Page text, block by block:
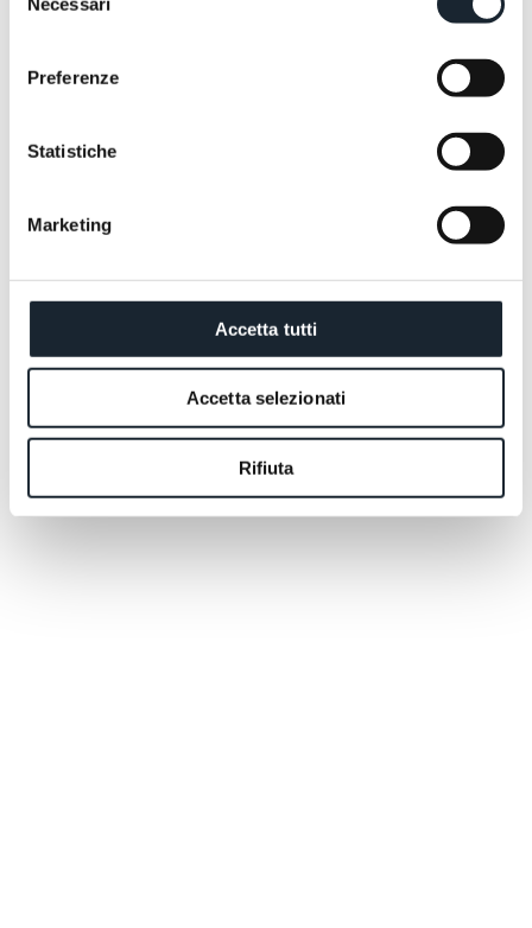
del
Preferenze
Statistiche
Marketing
Accetta tutti
Accetta selezionati
Rifiuta
gemeinsam zu gestalten.
ANGEBOT ANFORDERN
ANGEBOT ANFORDERN
JETZT BUCHEN
JETZT BUCHEN